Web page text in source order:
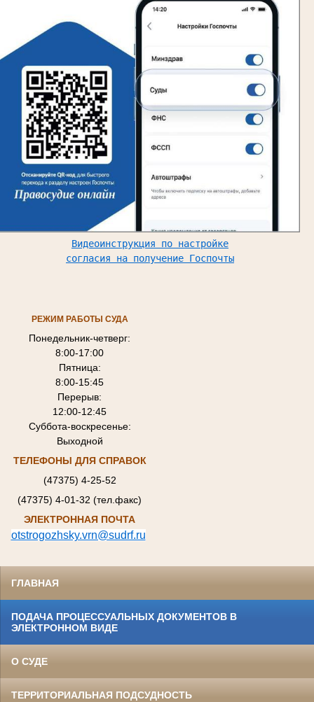
Видеоинструкция по настройке
согласия на получение Госпочты
РЕЖИМ РАБОТЫ СУДА
Понедельник-четверг:
8:00-17:00
Пятница:
8:00-15:45
Перерыв:
12:00-12:45
Суббота-воскресенье:
Выходной
ТЕЛЕФОНЫ ДЛЯ СПРАВОК
(47375) 4-25-52
(47375) 4-01-32 (тел.факс)
ЭЛЕКТРОННАЯ ПОЧТА
otstrogozhsky.vrn@sudrf.ru
ГЛАВНАЯ
ПОДАЧА ПРОЦЕССУАЛЬНЫХ ДОКУМЕНТОВ В
ЭЛЕКТРОННОМ ВИДЕ
О СУДЕ
ТЕРРИТОРИАЛЬНАЯ ПОДСУДНОСТЬ